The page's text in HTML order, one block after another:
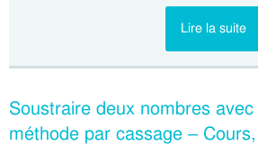
Lire la suite
Soustraire deux nombres
méthode par cassage –